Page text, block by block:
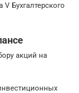
Бухгалтерского
акций на